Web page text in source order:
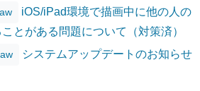
iOS/iPad環境で描画中に他の人の
とがある問題について（対策済）
システムアップデートのお知らせ